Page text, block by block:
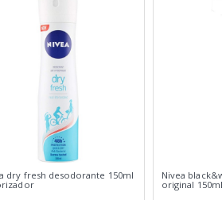
dry fresh desodorante 150ml
Nivea
original